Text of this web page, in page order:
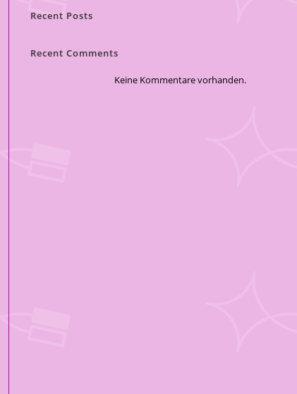
Recent Posts
Recent Comments
Keine Kommentare vorhanden.